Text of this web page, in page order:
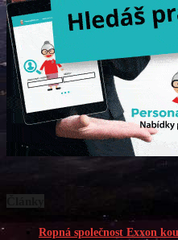
Ropná společnost Exxon